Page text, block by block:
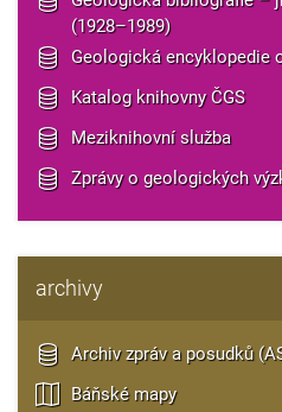
(1928–1989)
Geologická encyklopedie
Katalog knihovny ČGS
Meziknihovní služba
Zprávy o geologických
archivy
Archiv zpráv a posudků
Báňské mapy